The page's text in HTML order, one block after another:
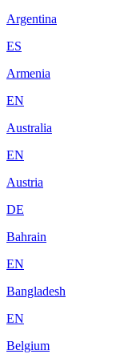
Argentina
ES
Armenia
EN
Australia
EN
Austria
DE
Bahrain
EN
Bangladesh
EN
Belgium